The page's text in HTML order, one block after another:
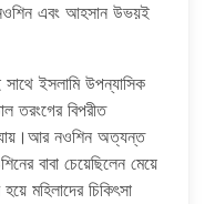
নওশিন এবং আহসান উভয়ই
ইসলামি উপন্যাসিক
বিপরীত
যায়।আর নওশিন অত্যন্ত
বাবা চেয়েছিলেন মেয়ে
মহিলাদের চিকিৎসা